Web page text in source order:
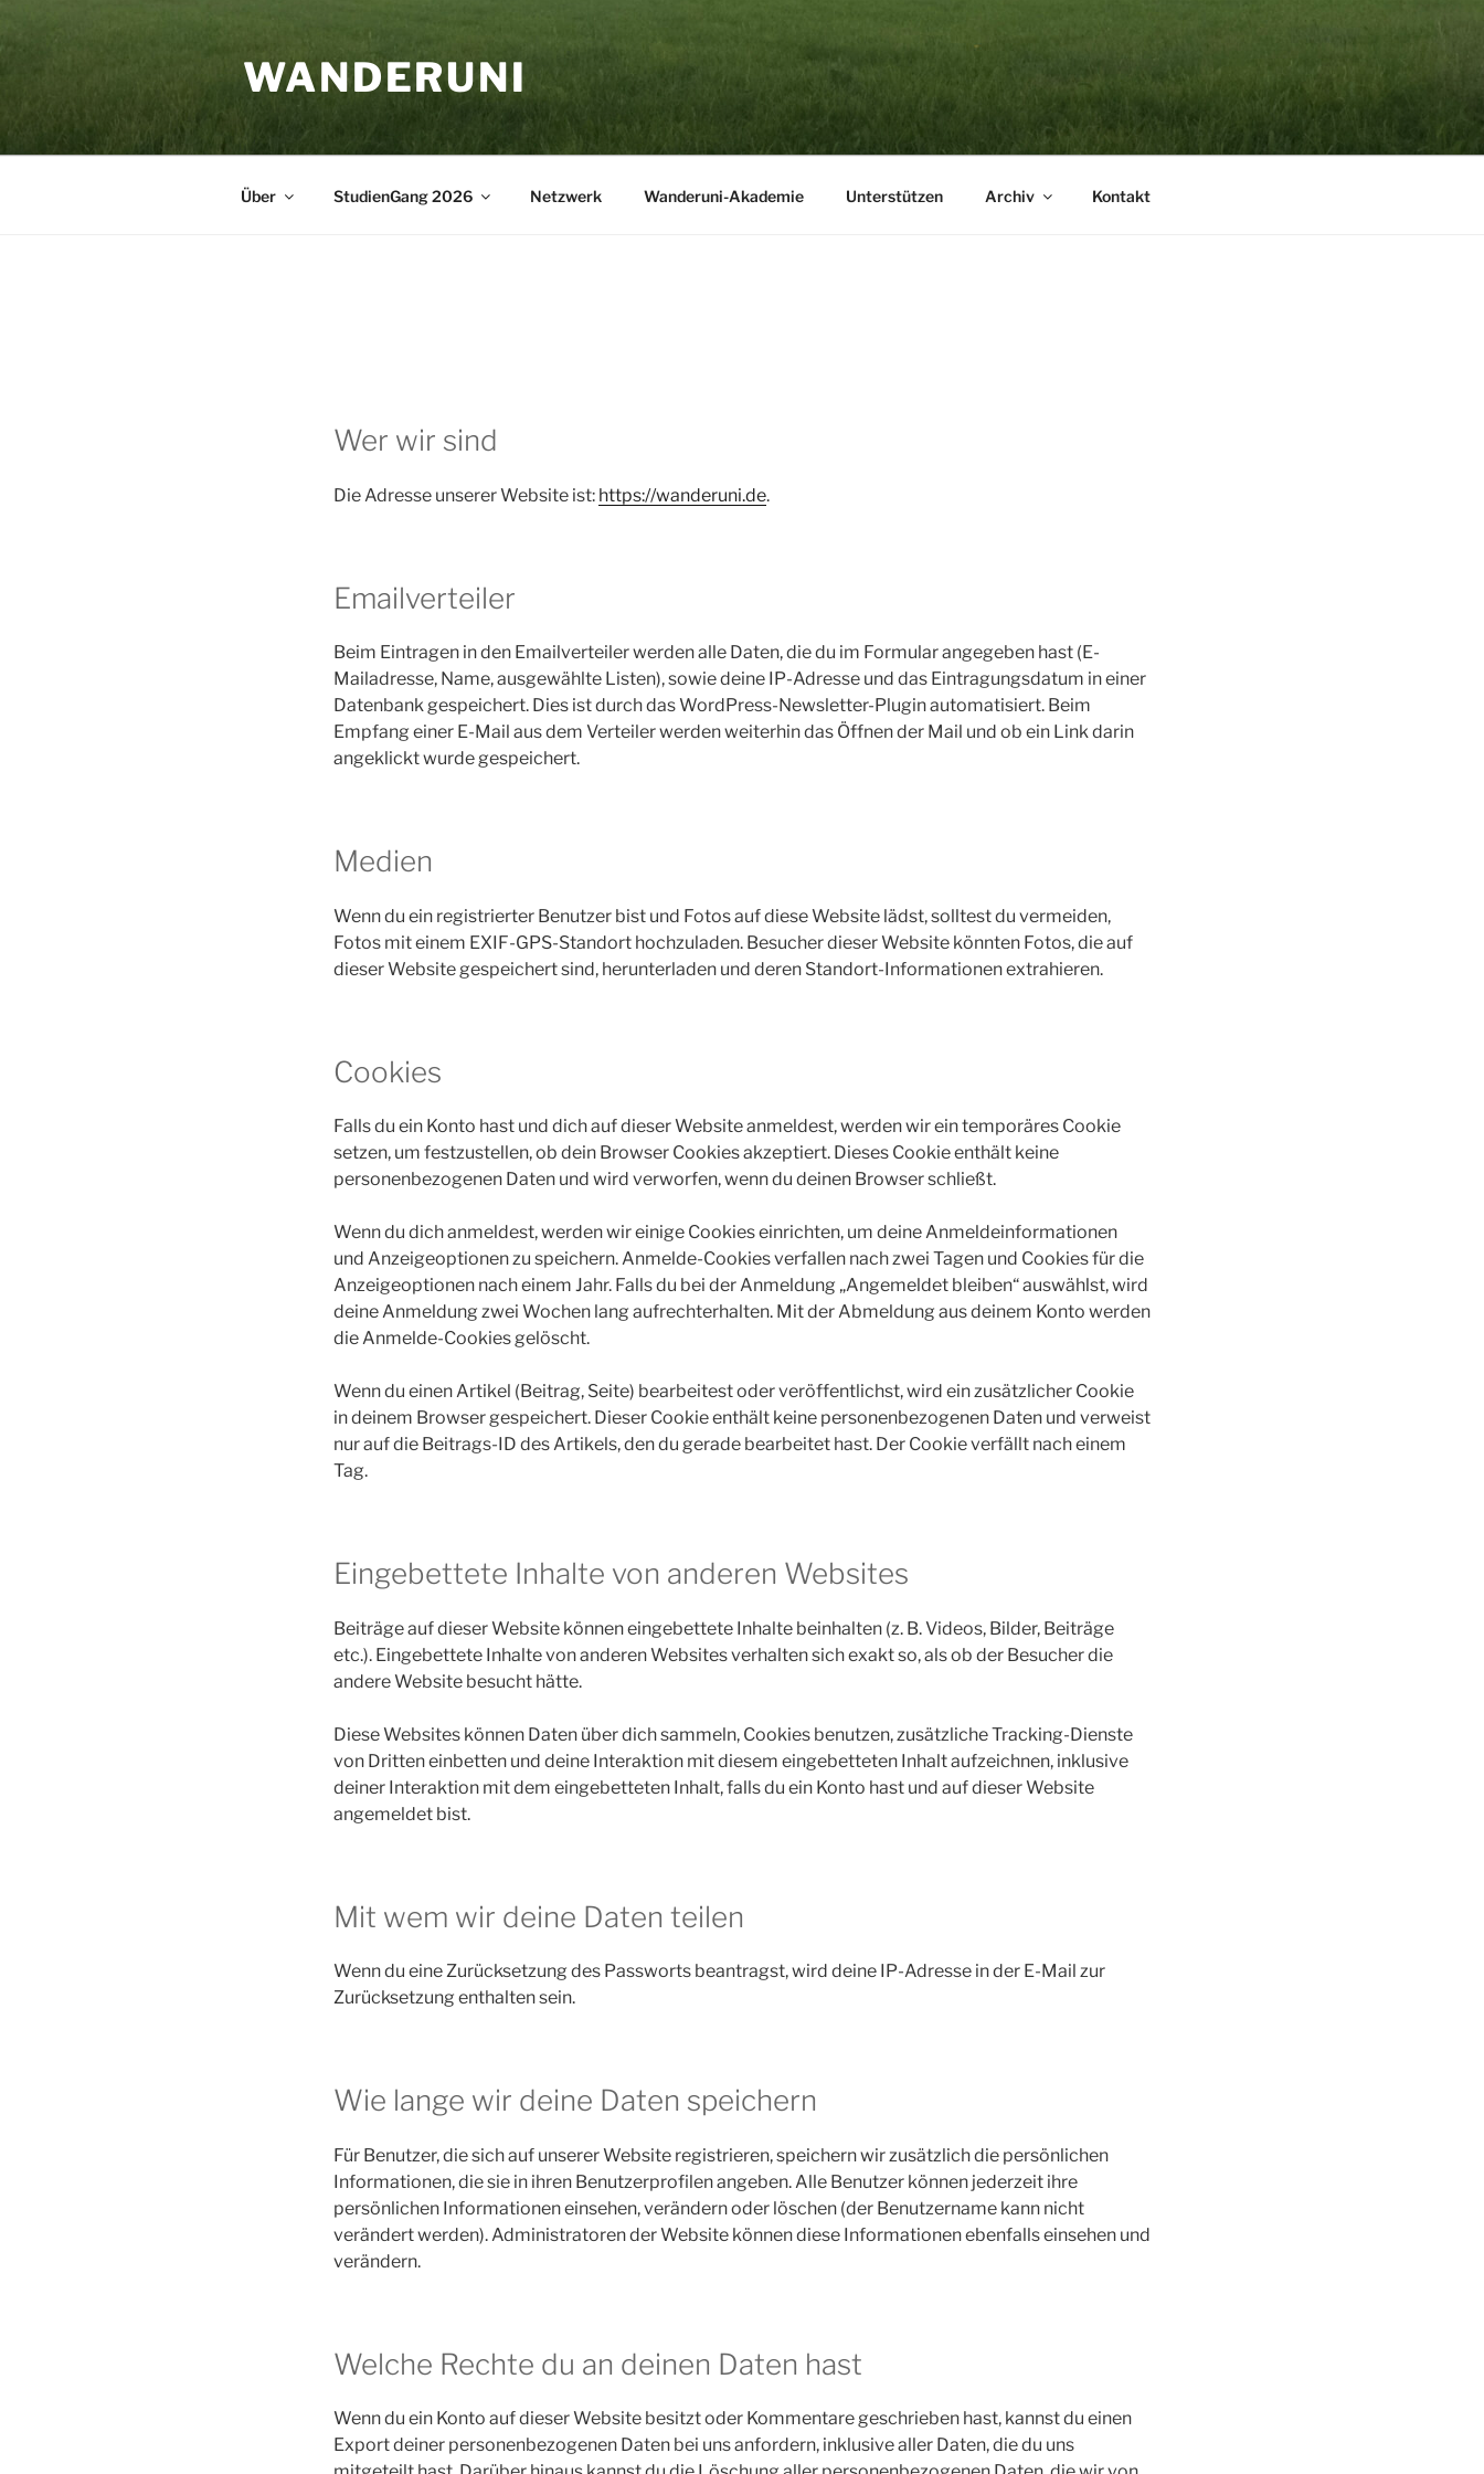
WANDERUNI
Über StudienGang 2026 Netzwerk Wanderuni-Akademie Unterstützen Archiv Kontakt
Wer wir sind
Die Adresse unserer Website ist: https://wanderuni.de.
Emailverteiler
Beim Eintragen in den Emailverteiler werden alle Daten, die du im Formular angegeben hast (E-
Mailadresse, Name, ausgewählte Listen), sowie deine IP-Adresse und das Eintragungsdatum in einer
Datenbank gespeichert. Dies ist durch das WordPress-Newsletter-Plugin automatisiert. Beim
Empfang einer E-Mail aus dem Verteiler werden weiterhin das Öffnen der Mail und ob ein Link darin
angeklickt wurde gespeichert.
Medien
Wenn du ein registrierter Benutzer bist und Fotos auf diese Website lädst, solltest du vermeiden,
Fotos mit einem EXIF-GPS-Standort hochzuladen. Besucher dieser Website könnten Fotos, die auf
dieser Website gespeichert sind, herunterladen und deren Standort-Informationen extrahieren.
Cookies
Falls du ein Konto hast und dich auf dieser Website anmeldest, werden wir ein temporäres Cookie
setzen, um festzustellen, ob dein Browser Cookies akzeptiert. Dieses Cookie enthält keine
personenbezogenen Daten und wird verworfen, wenn du deinen Browser schließt.
Wenn du dich anmeldest, werden wir einige Cookies einrichten, um deine Anmeldeinformationen
und Anzeigeoptionen zu speichern. Anmelde-Cookies verfallen nach zwei Tagen und Cookies für die
Anzeigeoptionen nach einem Jahr. Falls du bei der Anmeldung „Angemeldet bleiben“ auswählst, wird
deine Anmeldung zwei Wochen lang aufrechterhalten. Mit der Abmeldung aus deinem Konto werden
die Anmelde-Cookies gelöscht.
Wenn du einen Artikel (Beitrag, Seite) bearbeitest oder veröffentlichst, wird ein zusätzlicher Cookie
in deinem Browser gespeichert. Dieser Cookie enthält keine personenbezogenen Daten und verweist
nur auf die Beitrags-ID des Artikels, den du gerade bearbeitet hast. Der Cookie verfällt nach einem
Tag.
Eingebettete Inhalte von anderen Websites
Beiträge auf dieser Website können eingebettete Inhalte beinhalten (z. B. Videos, Bilder, Beiträge
etc.). Eingebettete Inhalte von anderen Websites verhalten sich exakt so, als ob der Besucher die
andere Website besucht hätte.
Diese Websites können Daten über dich sammeln, Cookies benutzen, zusätzliche Tracking-Dienste
von Dritten einbetten und deine Interaktion mit diesem eingebetteten Inhalt aufzeichnen, inklusive
deiner Interaktion mit dem eingebetteten Inhalt, falls du ein Konto hast und auf dieser Website
angemeldet bist.
Mit wem wir deine Daten teilen
Wenn du eine Zurücksetzung des Passworts beantragst, wird deine IP-Adresse in der E-Mail zur
Zurücksetzung enthalten sein.
Wie lange wir deine Daten speichern
Für Benutzer, die sich auf unserer Website registrieren, speichern wir zusätzlich die persönlichen
Informationen, die sie in ihren Benutzerprofilen angeben. Alle Benutzer können jederzeit ihre
persönlichen Informationen einsehen, verändern oder löschen (der Benutzername kann nicht
verändert werden). Administratoren der Website können diese Informationen ebenfalls einsehen und
verändern.
Welche Rechte du an deinen Daten hast
Wenn du ein Konto auf dieser Website besitzt oder Kommentare geschrieben hast, kannst du einen
Export deiner personenbezogenen Daten bei uns anfordern, inklusive aller Daten, die du uns